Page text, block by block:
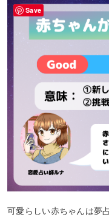
可愛らしい赤ちゃんは夢
Save